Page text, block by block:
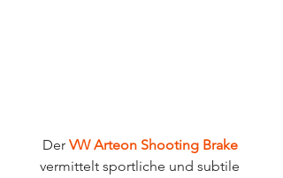
Der VW Arteon Shooting Brake
vermittelt sportliche und subtile